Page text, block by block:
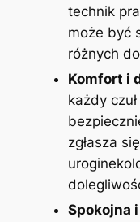
technik
może być
różnych
Komfort i
każdy
zgłasza
Spokojna